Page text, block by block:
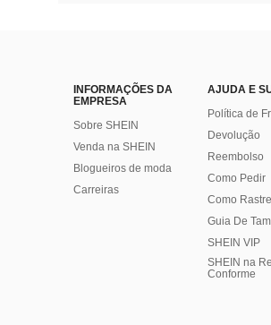
INFORMAÇÕES DA
EMPRESA
Sobre SHEIN
Venda na SHEIN
Blogueiros de moda
Carreiras
AJUDA E
Política de
Devolução
Reembolso
Como Pedir
Como
Guia De
SHEIN VIP
SHEIN na
Conforme